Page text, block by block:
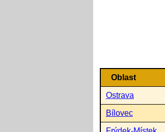
Oblast
Ostrava
Bílovec